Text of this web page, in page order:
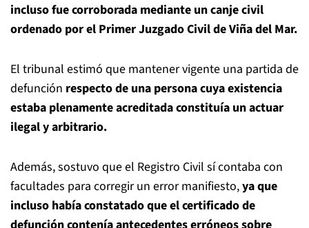
incluso fue corroborada mediante un canje civil
ordenado por el Primer Juzgado Civil de Viña del Mar.
El tribunal estimó que mantener vigente una partida de
defunción respecto de una persona cuya existencia
estaba plenamente acreditada constituía un actuar
ilegal y arbitrario.
Además, sostuvo que el Registro Civil sí contaba con
facultades para corregir un error manifiesto,ya que
incluso había constatado que el certificado de